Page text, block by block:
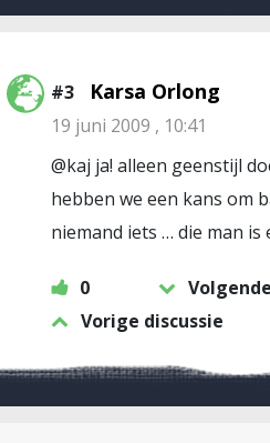
#3 Karsa Orlong
19 juni 2009 , 10:41
@kaj ja! alleen geenstijl
hebben we een kans om
niemand iets … die man is
0
Vorige discussie